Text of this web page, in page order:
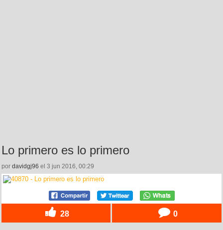
Lo primero es lo primero
por davidgj96 el 3 jun 2016, 00:29
28 0